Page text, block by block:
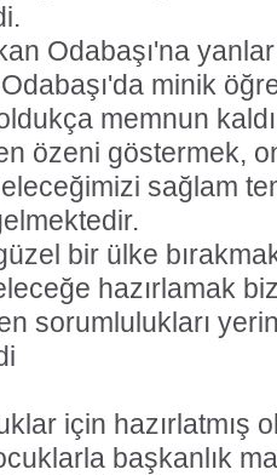
Odabaşı'na
minik
memnun
özeni göstermek,
sağlam
bir ülke
hazırlamak
sorumlulukları
için hazırlatmış
başkanlık